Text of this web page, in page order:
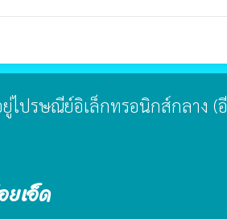
ไปรษณีย์อิเล็กทรอนิกส์กลาง (
ยเอ็ด